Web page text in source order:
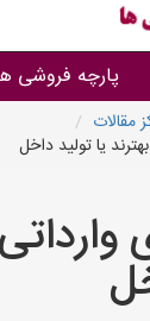
پارچه فروشی
پارچه براساس
براساس رنگ طرح
پارچه فروشی های
مقالات
یا تولید داخل